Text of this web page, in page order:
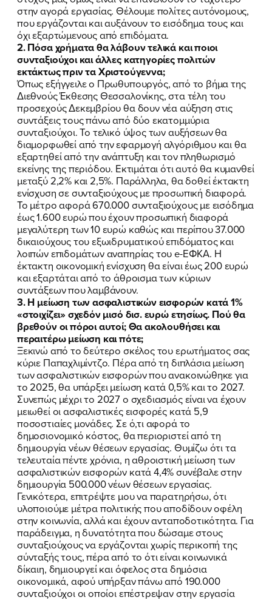
στην αγορά εργασίας. Θέλουμε πολίτες αυτόνομους,
που εργάζονται και αυξάνουν το εισόδημα τους και
όχι εξαρτώμενους από επιδόματα.
2. Πόσα χρήματα θα λάβουν τελικά και ποιοι
συνταξιούχοι και άλλες κατηγορίες πολιτών
εκτάκτως πριν τα Χριστούγεννα;
Όπως εξήγγειλε ο Πρωθυπουργός, από το βήμα της
Διεθνούς Έκθεσης Θεσσαλονίκης, στα τέλη του
προσεχούς Δεκεμβρίου θα δουν νέα αύξηση στις
συντάξεις τους πάνω από δύο εκατομμύρια
συνταξιούχοι. Το τελικό ύψος των αυξήσεων θα
διαμορφωθεί από την εφαρμογή αλγόριθμου και θα
εξαρτηθεί από την ανάπτυξη και τον πληθωρισμό
εκείνης της περιόδου. Εκτιμάται ότι αυτό θα κυμανθεί
μεταξύ 2,2% και 2,5%. Παράλληλα, θα δοθεί έκτακτη
ενίσχυση σε συνταξιούχους με προσωπική διαφορά.
Το μέτρο αφορά 670.000 συνταξιούχους με εισόδημα
έως 1.600 ευρώ που έχουν προσωπική διαφορά
μεγαλύτερη των 10 ευρώ καθώς και περίπου 37.000
δικαιούχους του εξωιδρυματικού επιδόματος και
λοιπών επιδομάτων αναπηρίας του e-ΕΦΚΑ. Η
έκτακτη οικονομική ενίσχυση θα είναι έως 200 ευρώ
και εξαρτάται από το άθροισμα των κύριων
συντάξεων που λαμβάνουν.
3. Η μείωση των ασφαλιστικών εισφορών κατά 1%
«στοιχίζει» σχεδόν μισό δισ. ευρώ ετησίως. Πού θα
βρεθούν οι πόροι αυτοί; Θα ακολουθήσει και
περαιτέρω μείωση και πότε;
Ξεκινώ από το δεύτερο σκέλος του ερωτήματος σας
κύριε Παπαχλιμίντζο. Πέρα από τη διπλάσια μείωση
των ασφαλιστικών εισφορών που ανακοινώθηκε για
το 2025, θα υπάρξει μείωση κατά 0,5% και το 2027.
Συνεπώς μέχρι το 2027 ο σχεδιασμός είναι να έχουν
μειωθεί οι ασφαλιστικές εισφορές κατά 5,9
ποσοστιαίες μονάδες. Σε ό,τι αφορά το
δημοσιονομικό κόστος, θα περιοριστεί από τη
δημιουργία νέων θέσεων εργασίας. Θυμίζω ότι τα
τελευταία πέντε χρόνια, η αθροιστική μείωση των
ασφαλιστικών εισφορών κατά 4,4% συνέβαλε στην
δημιουργία 500.000 νέων θέσεων εργασίας.
Γενικότερα, επιτρέψτε μου να παρατηρήσω, ότι
υλοποιούμε μέτρα πολιτικής που αποδίδουν οφέλη
στην κοινωνία, αλλά και έχουν ανταποδοτικότητα. Για
παράδειγμα, η δυνατότητα που δώσαμε στους
συνταξιούχους να εργάζονται χωρίς περικοπή της
σύνταξής τους, πέρα από το ότι είναι κοινωνικά
δίκαιη, δημιουργεί και όφελος στα δημόσια
οικονομικά, αφού υπήρξαν πάνω από 190.000
συνταξιούχοι οι οποίοι επέστρεψαν στην εργασία